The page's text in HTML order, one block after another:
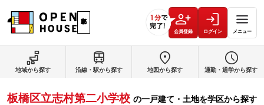
会員登録 ログイン メニュー
地域から探す 沿線・駅から探す 地図から探す 通勤・通学から探す
板橋区立志村第二小学校 の一戸建て・土地を学区から探す